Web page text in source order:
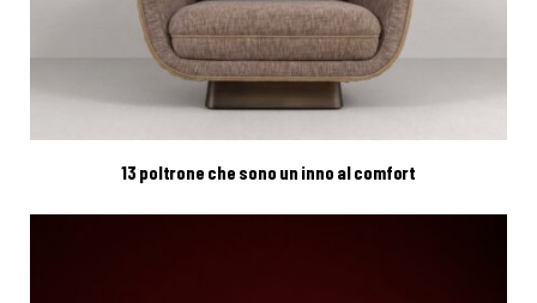
13 poltrone che sono un inno al comfort